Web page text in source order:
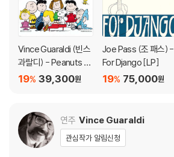
Vince Guaraldi (빈스
과랄디) - Peanuts P
ortraits39,300원
19%
Joe Pass (조 패스) -
For Django [LP]
75,000원
19%
연주 Vince Guaraldi
관심작가 알림신청